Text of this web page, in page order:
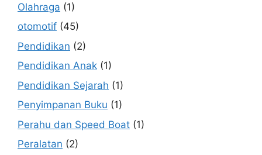
Olahraga (1)
otomotif (45)
Pendidikan (2)
Pendidikan Anak (1)
Pendidikan Sejarah (1)
Penyimpanan Buku (1)
Perahu dan Speed Boat (1)
Peralatan (2)